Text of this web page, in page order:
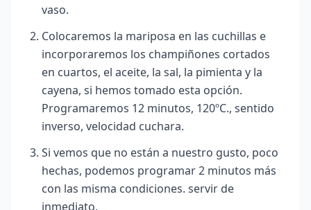
vaso.
Colocaremos la mariposa en las cuchillas e
incorporaremos los champiñones cortados
en cuartos, el aceite, la sal, la pimienta y la
cayena, si hemos tomado esta opción.
Programaremos 12 minutos, 120ºC., sentido
inverso, velocidad cuchara.
Si vemos que no están a nuestro gusto, poco
hechas, podemos programar 2 minutos más
con las misma condiciones. servir de
inmediato.